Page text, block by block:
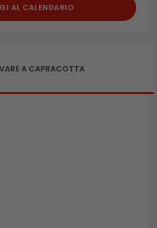
AL CALENDARIO
A CAPRACOTTA